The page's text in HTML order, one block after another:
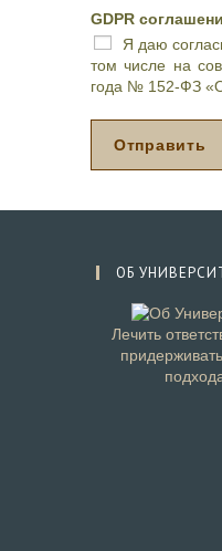
ч
и
р
а
GDPR
Я даю
том числе на
года № 152-ФЗ
Отправить
ОБ
Лечить